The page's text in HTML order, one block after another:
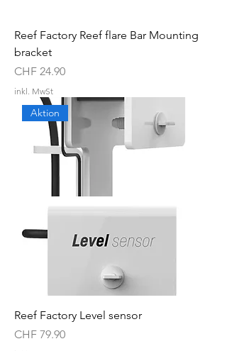
Reef Factory Reef flare Bar Mounting
bracket
Preis
CHF 24.90
inkl. MwSt
Aktion
Reef Factory Level sensor
Preis
CHF 79.90